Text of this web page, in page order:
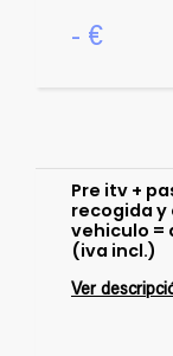
- €
Pre itv +
recogida
vehiculo =
(iva incl.)
Ver